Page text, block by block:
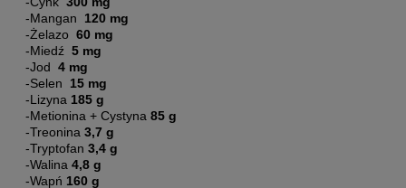
-Mangan 120 mg
-Żelazo 60 mg
-Miedź 5 mg
-Jod 4 mg
-Selen 15 mg
-Lizyna 185 g
-Metionina + Cystyna 85 g
-Treonina 3,7 g
-Tryptofan 3,4 g
-Walina 4,8 g
-Wapń 160 g